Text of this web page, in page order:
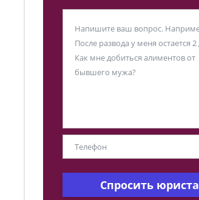
Спросить юриста